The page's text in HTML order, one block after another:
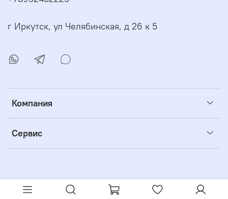
Компания
Сервис
г Иркутск, ул Челябинская, д 26 к 5